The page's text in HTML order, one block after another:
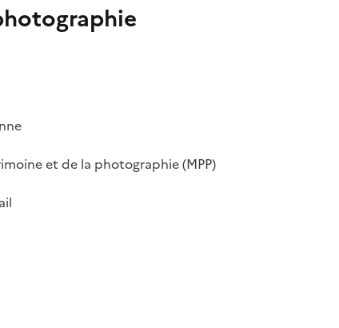
et de la photographie (MPP)